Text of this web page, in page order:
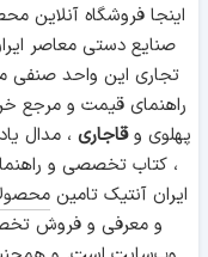
اینجا فروشگاه آنلاین
صنایع دستی معاصر
تجاری این واحد صنفی
راهنمای قیمت و مرجع
پهلوی وقاجاری ، مدال
، کتاب تخصصی و
ایران آنتیک تامین
و معرفی و فروش